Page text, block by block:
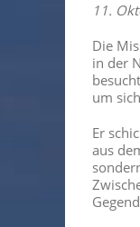
11.
Die
in der
um
Er
aus